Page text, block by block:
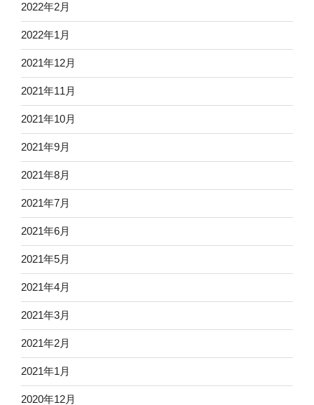
2022年2月
2022年1月
2021年12月
2021年11月
2021年10月
2021年9月
2021年8月
2021年7月
2021年6月
2021年5月
2021年4月
2021年3月
2021年2月
2021年1月
2020年12月